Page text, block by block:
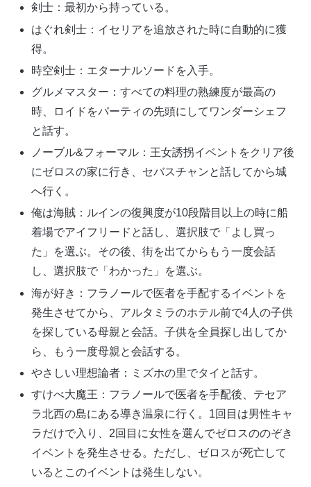
剣士：最初から持っている。
はぐれ剣士：イセリアを追放された時に自動的に獲
得。
時空剣士：エターナルソードを入手。
グルメマスター：すべての料理の熟練度が最高の
時、ロイドをパーティの先頭にしてワンダーシェフ
と話す。
ノーブル&フォーマル：王女誘拐イベントをクリア後
にゼロスの家に行き、セバスチャンと話してから城
へ行く。
俺は海賊：ルインの復興度が10段階目以上の時に船
着場でアイフリードと話し、選択肢で「よし買っ
た」を選ぶ。その後、街を出てからもう一度会話
し、選択肢で「わかった」を選ぶ。
海が好き：フラノールで医者を手配するイベントを
発生させてから、アルタミラのホテル前で4人の子供
を探している母親と会話。子供を全員探し出してか
ら、もう一度母親と会話する。
やさしい理想論者：ミズホの里でタイと話す。
すけべ大魔王：フラノールで医者を手配後、テセア
ラ北西の島にある導き温泉に行く。1回目は男性キャ
ラだけで入り、2回目に女性を選んでゼロスののぞき
イベントを発生させる。ただし、ゼロスが死亡して
いるとこのイベントは発生しない。